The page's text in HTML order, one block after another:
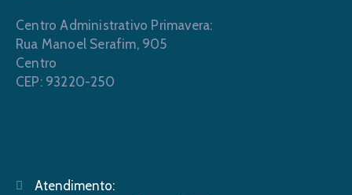
Centro Administrativo Primavera:
Rua Manoel Serafim, 905
Centro
CEP: 93220-250
Atendimento: